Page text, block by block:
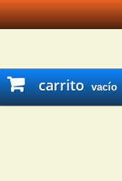
carrito vacío